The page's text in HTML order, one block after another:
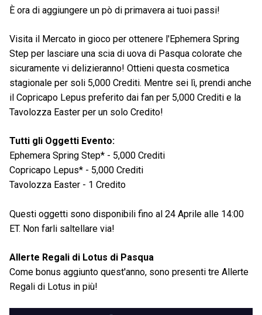
È ora di aggiungere un pò di primavera ai tuoi passi!
Visita il Mercato in gioco per ottenere l'Ephemera Spring
Step per lasciare una scia di uova di Pasqua colorate che
sicuramente vi delizieranno! Ottieni questa cosmetica
stagionale per soli 5,000 Crediti. Mentre sei lì, prendi anche
il Copricapo Lepus preferito dai fan per 5,000 Crediti e la
Tavolozza Easter per un solo Credito!
Tutti gli Oggetti Evento:
Ephemera Spring Step* - 5,000 Crediti
Copricapo Lepus* - 5,000 Crediti
Tavolozza Easter - 1 Credito
Questi oggetti sono disponibili fino al 24 Aprile alle 14:00
ET. Non farli saltellare via!
Allerte Regali di Lotus di Pasqua
Come bonus aggiunto quest'anno, sono presenti tre Allerte
Regali di Lotus in più!